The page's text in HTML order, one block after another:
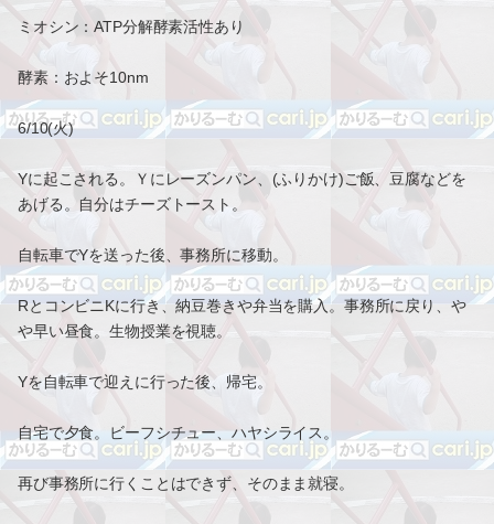
ミオシン：ATP分解酵素活性あり
酵素：およそ10nm
6/10(火)
Yに起こされる。Ｙにレーズンパン、(ふりかけ)ご飯、豆腐などを
あげる。自分はチーズトースト。
自転車でYを送った後、事務所に移動。
RとコンビニKに行き、納豆巻きや弁当を購入。事務所に戻り、や
や早い昼食。生物授業を視聴。
Yを自転車で迎えに行った後、帰宅。
自宅で夕食。ビーフシチュー、ハヤシライス。
再び事務所に行くことはできず、そのまま就寝。